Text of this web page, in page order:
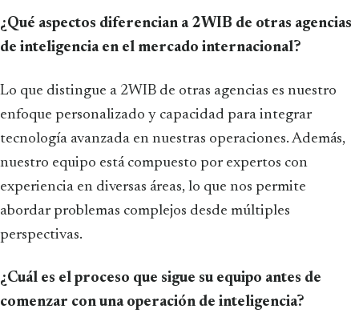
¿Qué aspectos diferencian a 2WIB de otras agencias
de inteligencia en el mercado internacional?
Lo que distingue a 2WIB de otras agencias es nuestro
enfoque personalizado y capacidad para integrar
tecnología avanzada en nuestras operaciones. Además,
nuestro equipo está compuesto por expertos con
experiencia en diversas áreas, lo que nos permite
abordar problemas complejos desde múltiples
perspectivas.
¿Cuál es el proceso que sigue su equipo antes de
comenzar con una operación de inteligencia?